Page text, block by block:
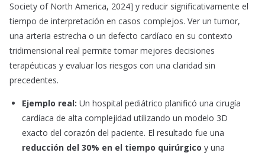
Society of North America, 2024] y reducir significativamente el
tiempo de interpretación en casos complejos. Ver un tumor,
una arteria estrecha o un defecto cardíaco en su contexto
tridimensional real permite tomar mejores decisiones
terapéuticas y evaluar los riesgos con una claridad sin
precedentes.
Ejemplo real: Un hospital pediátrico planificó una cirugía
cardíaca de alta complejidad utilizando un modelo 3D
exacto del corazón del paciente. El resultado fue una
reducción del 30% en el tiempo quirúrgico y una